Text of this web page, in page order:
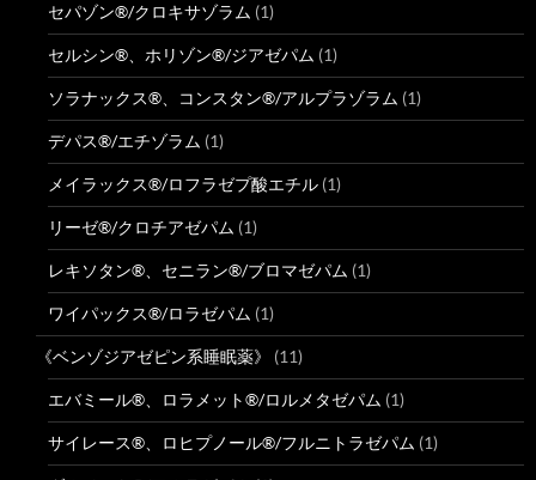
セパゾン®/クロキサゾラム (1)
セルシン®、ホリゾン®/ジアゼパム (1)
ソラナックス®、コンスタン®/アルプラゾラム (1)
デパス®/エチゾラム (1)
メイラックス®/ロフラゼプ酸エチル (1)
リーゼ®/クロチアゼパム (1)
レキソタン®、セニラン®/ブロマゼパム (1)
ワイパックス®/ロラゼパム (1)
《ベンゾジアゼピン系睡眠薬》 (11)
エバミール®、ロラメット®/ロルメタゼパム (1)
サイレース®、ロヒプノール®/フルニトラゼパム (1)